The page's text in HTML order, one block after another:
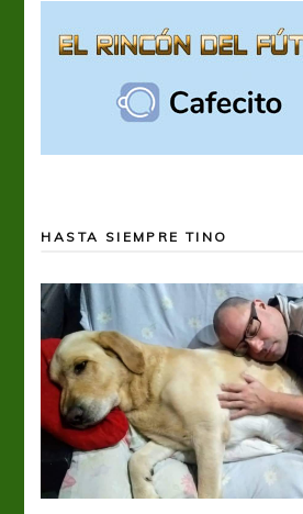
HASTA SIEMPRE TINO